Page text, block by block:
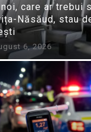
care ar trebui
Năsăud, stau
6, 2026